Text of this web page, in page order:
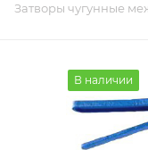
Затворы чугунные
В наличии